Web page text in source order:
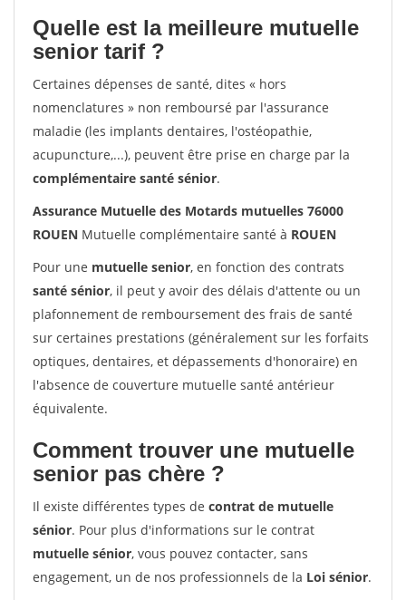
Quelle est la meilleure mutuelle
senior tarif ?
Certaines dépenses de santé, dites « hors
nomenclatures » non remboursé par l'assurance
maladie (les implants dentaires, l'ostéopathie,
acupuncture,...), peuvent être prise en charge par la
complémentaire santé sénior.
Assurance Mutuelle des Motards mutuelles 76000
ROUEN Mutuelle complémentaire santé à ROUEN
Pour une mutuelle senior, en fonction des contrats
santé sénior, il peut y avoir des délais d'attente ou un
plafonnement de remboursement des frais de santé
sur certaines prestations (généralement sur les forfaits
optiques, dentaires, et dépassements d'honoraire) en
l'absence de couverture mutuelle santé antérieur
équivalente.
Comment trouver une mutuelle
senior pas chère ?
Il existe différentes types de contrat de mutuelle
sénior. Pour plus d'informations sur le contrat
mutuelle sénior, vous pouvez contacter, sans
engagement, un de nos professionnels de la Loi sénior.